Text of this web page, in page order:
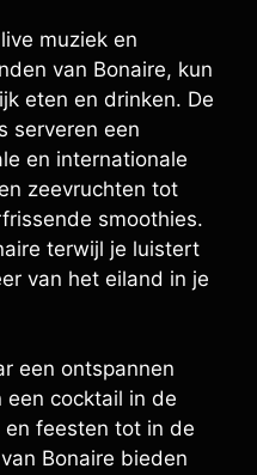
muziek en
van Bonaire, kun
eten en drinken. De
serveren een
en internationale
zeevruchten tot
smoothies.
terwijl je luistert
van het eiland in je
een ontspannen
een cocktail in de
feesten tot in de
Bonaire bieden